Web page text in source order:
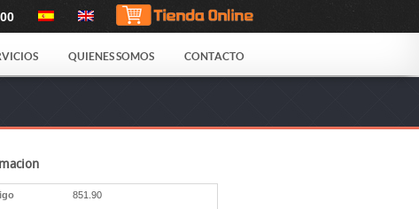
QUIENES SOMOS CONTACTO
851.90